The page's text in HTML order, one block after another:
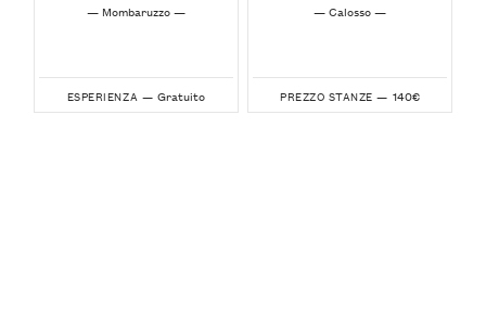
— Mombaruzzo —
ESPERIENZA — Gratuito
— Calosso —
PREZZO STANZE — 140€